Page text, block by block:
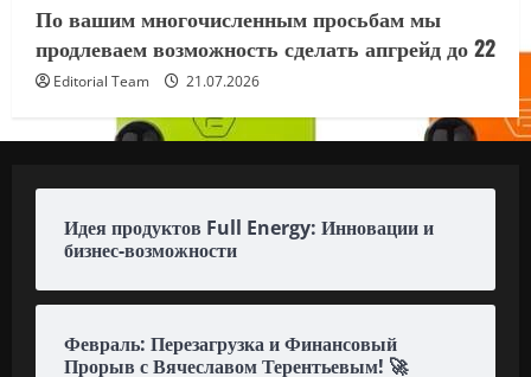
По вашим многочисленным просьбам мы
продлеваем возможность сделать апгрейд до 22
Editorial Team 21.07.2026
Идея продуктов Full Energy: Инновации и
бизнес-возможности
Февраль: Перезагрузка и Финансовый
Прорыв с Вячеславом Терентьевым! 🚀